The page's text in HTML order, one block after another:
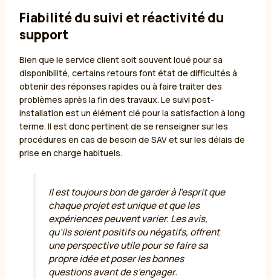
Fiabilité du suivi et réactivité du
support
Bien que le service client soit souvent loué pour sa
disponibilité, certains retours font état de difficultés à
obtenir des réponses rapides ou à faire traiter des
problèmes après la fin des travaux. Le suivi post-
installation est un élément clé pour la satisfaction à long
terme. Il est donc pertinent de se renseigner sur les
procédures en cas de besoin de SAV et sur les délais de
prise en charge habituels.
Il est toujours bon de garder à l’esprit que
chaque projet est unique et que les
expériences peuvent varier. Les avis,
qu’ils soient positifs ou négatifs, offrent
une perspective utile pour se faire sa
propre idée et poser les bonnes
questions avant de s’engager.